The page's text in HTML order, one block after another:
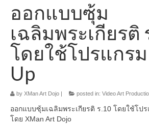
ออกแบบซุ้ม
เฉลิมพระเกียรติ
โดยใช้โปรแกรม
Up
by XMan Art Dojo | posted in: Video Art
ออกแบบซุ้มเฉลิมพระเกียรติ ร.10 โดยใช้โป
โดย XMan Art Dojo